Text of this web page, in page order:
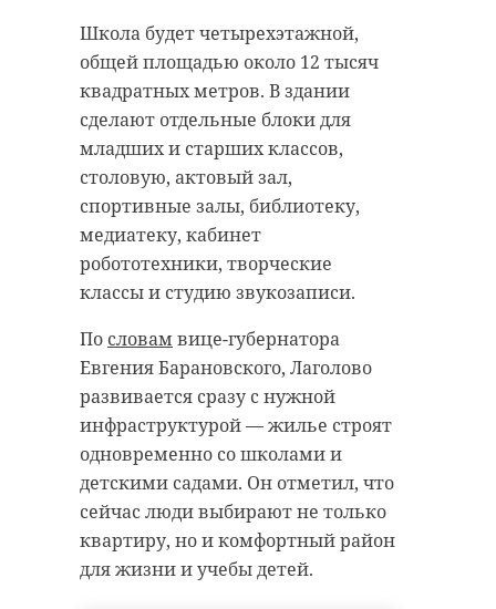
Школа будет четырехэтажной,
общей площадью около 12 тысяч
квадратных метров. В здании
сделают отдельные блоки для
младших и старших классов,
столовую, актовый зал,
спортивные залы, библиотеку,
медиатеку, кабинет
робототехники, творческие
классы и студию звукозаписи.
По словамвице-губернатора
Евгения Барановского, Лаголово
развивается сразу с нужной
инфраструктурой — жилье строят
одновременно со школами и
детскими садами. Он отметил, что
сейчас люди выбирают не только
квартиру, но и комфортный район
для жизни и учебы детей.
высокому мастерству
специалистов, аграрии уже
завершают сев.
Зерновые - пшеницу и ячмень -
уже посеяли 92% хозяйств. В конце
мая, когда земля прогрелась, к
активной работе приступили
фермеры, выращивающие овощи
(выполнено 59% от плана) и
Во вторник, 26 мая, Александр
Дрозденко поделился в своем
telegram-канале кадрами из
Кировского района. На видео
местные фермеры сеют последние
гектары моркови с помощью
специального устройства и
современных технологий.
сад для третьего и последующих
детей увеличили до 100%.
С начала 2026 года в Ленобласти на
4,69% выросло число рождений
третьих и последующих детей. Об
этом на аппаратном совещании
рассказала председатель
комитета по социальной защите
населения Анастасия Толмачева.
изменений в «Социальный
кодекс».
В частности, был отменен
критерий нуждаемости при
предоставлении ежегодной
выплаты на приобретение
комплекта школьной формы и
письменных принадлежностей